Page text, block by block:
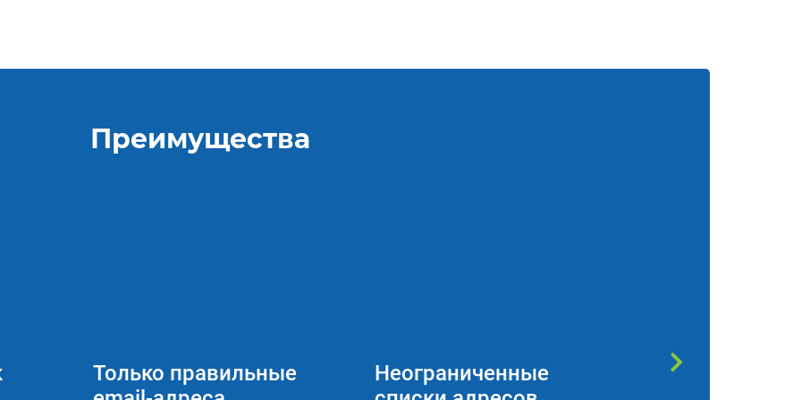
Преимущества
Только правильные
Неограниченные
Высокая